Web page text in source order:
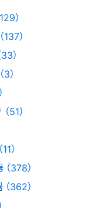
）
）
）
）
51）
）
378）
362）